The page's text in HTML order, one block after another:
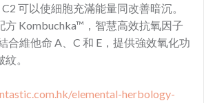
可以使細胞充滿能量同改善暗沉。
方 Kombuchka™，智慧高效抗氧因子
合維他命 A、C 和 E，提供強效氧化功
。
elemental-herbology-